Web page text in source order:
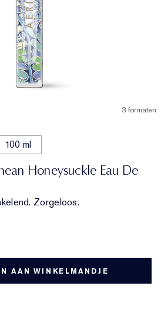
3 formaten
100 ml
Honeysuckle Eau De
Zorgeloos.
AAN WINKELMANDJE